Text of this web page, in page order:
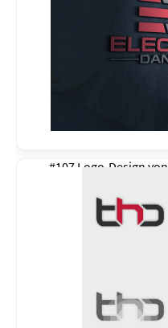
#107 Logo-Design von